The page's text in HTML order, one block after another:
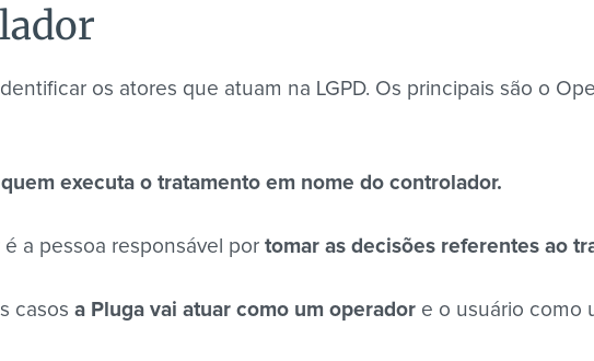
os atores que atuam na LGPD. Os principais são o
quem executa o tratamento em nome do controlador.
a pessoa responsável por tomar as decisões referentes ao
casos a Pluga vai atuar como um operador e o usuário como